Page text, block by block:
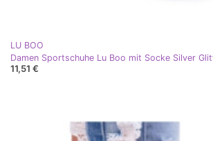
LU BOO
11,51 €